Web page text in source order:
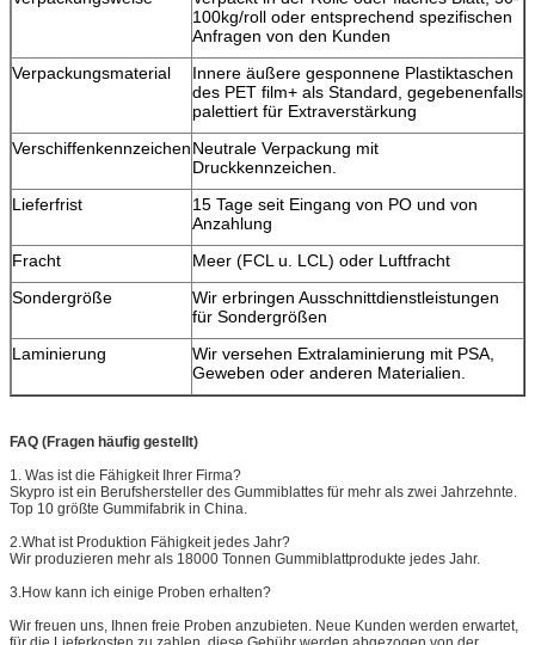
100kg/roll oder entsprechend spezifischen
Anfragen von den Kunden
Verpackungsmaterial
Innere äußere gesponnene Plastiktaschen
des PET film+ als Standard, gegebenenfalls
palettiert für Extraverstärkung
VerschiffenkennzeichenNeutrale Verpackung mit
Druckkennzeichen.
Lieferfrist
15 Tage seit Eingang von PO und von
Anzahlung
Fracht
Meer (FCL u. LCL) oder Luftfracht
Sondergröße
Wir erbringen Ausschnittdienstleistungen
für Sondergrößen
Laminierung
Wir versehen Extralaminierung mit PSA,
Geweben oder anderen Materialien.
FAQ (Fragen häufig gestellt)
1. Was ist die Fähigkeit Ihrer Firma?
Skypro ist ein Berufshersteller des Gummiblattes für mehr als zwei Jahrzehnte.
Top 10 größte Gummifabrik in China.
2.What ist Produktion Fähigkeit jedes Jahr?
Wir produzieren mehr als 18000 Tonnen Gummiblattprodukte jedes Jahr.
3.How kann ich einige Proben erhalten?
Wir freuen uns, Ihnen freie Proben anzubieten. Neue Kunden werden erwartet,